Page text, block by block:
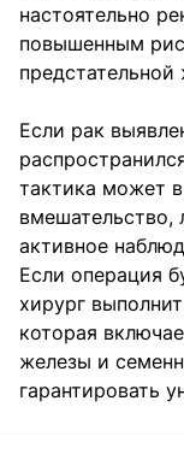
настоятельно
повышенным
предстательной
Если рак
тактика может
активное
Если операция
хирург
которая
железы и
гарантировать